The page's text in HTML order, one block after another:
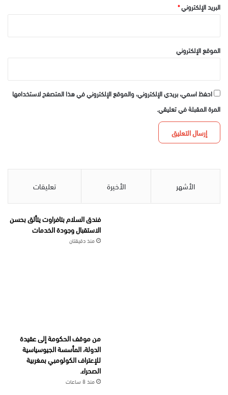
البريد الإلكتروني*
الموقع الإلكتروني
احفظ اسمي، بريدي الإلكتروني، والموقع الإلكتروني في هذا المتصفح لاستخدامها
المرة المقبلة في تعليقي.
الأشهر الأخيرة تعليقات
فندق السلام بتافراوت يتألق بحسن
الاستقبال وجودة الخدمات
منذ دقيقتان
من موقف الحكومة إلى عقيدة
الدولة، المأسسة الجيوسياسية
للإعتراف الكولومبي بمغربية
الصحراء.
منذ 8 ساعات